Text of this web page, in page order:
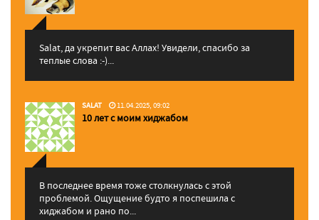
Salat, да укрепит вас Аллаx! Увидели, спасибо за
теплые слова :-)...
SALAT 11.04.2025, 09:02
10 лет с моим хиджабом
В последнее время тоже столкнулась с этой
проблемой. Ощущение будто я поспешила с
хиджабом и рано по...